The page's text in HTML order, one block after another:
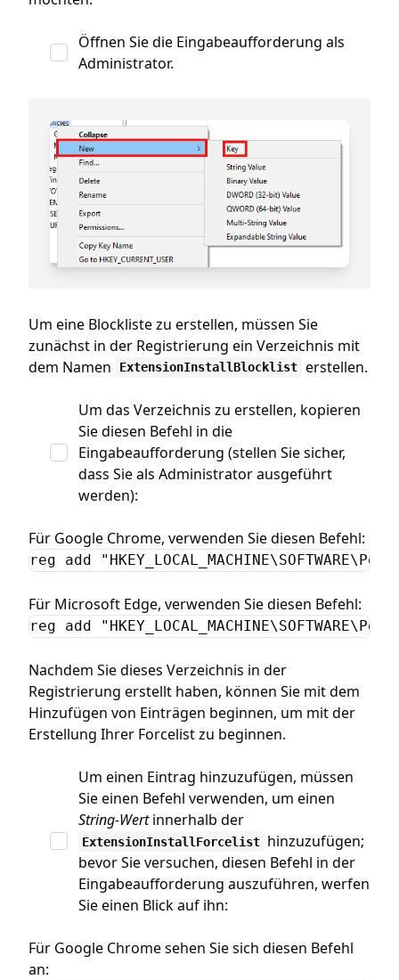
Öffnen Sie die Eingabeaufforderung als
Administrator.
Um eine Blockliste zu erstellen, müssen Sie
zunächst in der Registrierung ein Verzeichnis mit
dem Namen
ExtensionInstallBlocklist erstellen.
Um das Verzeichnis zu erstellen, kopieren
Sie diesen Befehl in die
Eingabeaufforderung (stellen Sie sicher,
dass Sie als Administrator ausgeführt
werden):
Für Google Chrome, verwenden Sie diesen Befehl:
reg add
Für Microsoft Edge, verwenden Sie diesen Befehl:
reg add
Nachdem Sie dieses Verzeichnis in der
Registrierung erstellt haben, können Sie mit dem
Hinzufügen von Einträgen beginnen, um mit der
Erstellung Ihrer Forcelist zu beginnen.
Um einen Eintrag hinzuzufügen, müssen
Sie einen Befehl verwenden, um einen
String-Wertinnerhalb der
ExtensionInstallForcelist hinzuzufügen;
bevor Sie versuchen, diesen Befehl in der
Eingabeaufforderung auszuführen, werfen
Sie einen Blick auf ihn:
Für Google Chrome sehen Sie sich diesen Befehl
an: